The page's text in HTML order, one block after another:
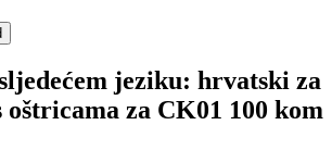
jeziku: hrvatski za
oštricama za CK01 100 kom